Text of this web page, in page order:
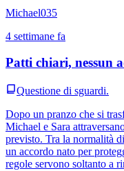
Michael035
4 settimane fa
Patti chiari, nessun
Questione di sguardi.
Dopo un pranzo che si
Michael e Sara
previsto. Tra la normalità
un accordo nato per
regole servono soltanto a